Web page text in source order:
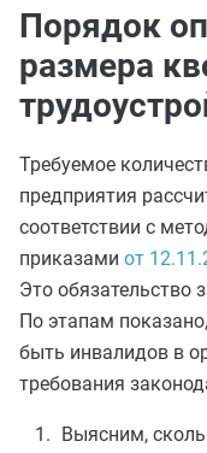
Порядок
размера
Требуемое
предприятия
соответствии с
приказами от
Это обязательство
По этапам
быть инвалидов в
требования
Выясним,